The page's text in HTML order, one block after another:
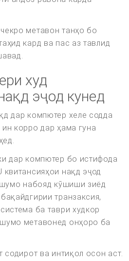
метавон танҳо бо
кард ва пас аз тавлид
худ
эҷод кунед
дар компютер хеле содда
корро дар ҳама гуна
дар компютер бо истифода
квитансияҳои нақд эҷод
набояд кӯшиши зиёд
транзаксия,
ба таври худкор
метавонед онҳоро ба
содирот ва интиқол осон аст.